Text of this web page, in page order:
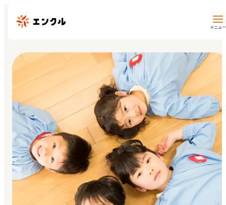
メニュー
地図から探す
地域から探す
マイページ
閲覧履歴